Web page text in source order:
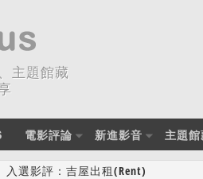
主題館藏
電影評論 新進影音 主題
入選影評：吉屋出租(Rent)